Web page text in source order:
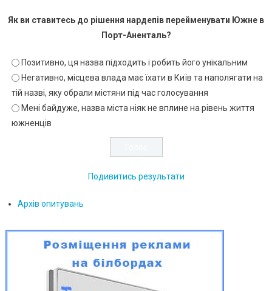
Як ви ставитесь до рішення нардепів перейменувати Южне в
Порт-Аненталь?
Позитивно, ця назва підходить і робить його унікальним
Негативно, місцева влада має їхати в Київ та наполягати на
тій назві, яку обрали містяни під час голосування
Мені байдуже, назва міста ніяк не вплине на рівень життя
южненців
Подивитись результати
Архів опитувань